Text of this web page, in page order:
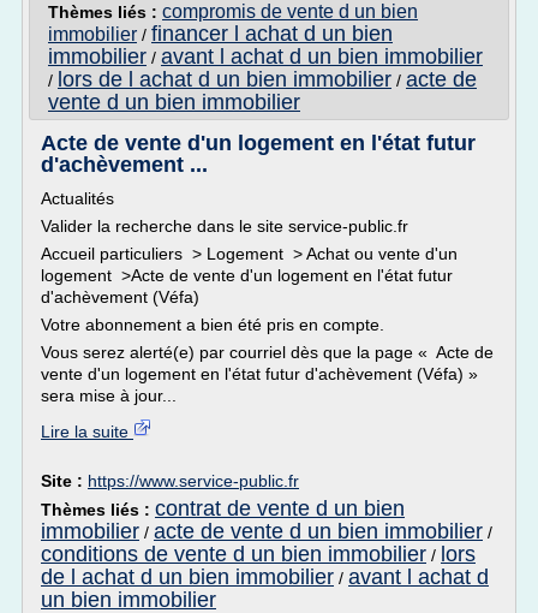
Thèmes liés : compromis de vente d un bien
immobilier / financer l achat d un bien
immobilier / avant l achat d un bien immobilier
/ lors de l achat d un bien immobilier / acte de
vente d un bien immobilier
Acte de vente d'un logement en l'état futur
d'achèvement ...
Actualités
Valider la recherche dans le site service-public.fr
Accueil particuliers > Logement > Achat ou vente d'un
logement >Acte de vente d'un logement en l'état futur
d'achèvement (Véfa)
Votre abonnement a bien été pris en compte.
Vous serez alerté(e) par courriel dès que la page « Acte de
vente d'un logement en l'état futur d'achèvement (Véfa) »
sera mise à jour...
Lire la suite
Site : https://www.service-public.fr
Thèmes liés : contrat de vente d un bien
immobilier / acte de vente d un bien immobilier /
conditions de vente d un bien immobilier / lors
de l achat d un bien immobilier / avant l achat d
un bien immobilier